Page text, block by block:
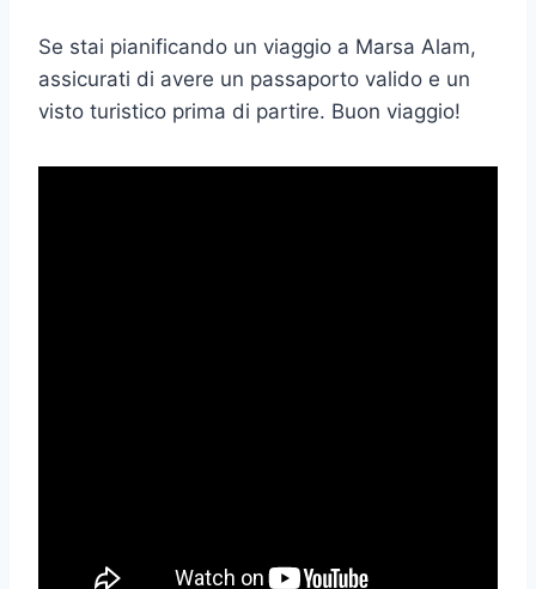
Se stai pianificando un viaggio a Marsa Alam,
assicurati di avere un passaporto valido e un
visto turistico prima di partire. Buon viaggio!